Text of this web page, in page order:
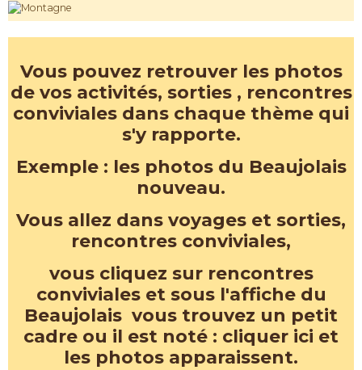
Vous pouvez retrouver les photos
de vos activités, sorties , rencontres
conviviales dans chaque thème qui
s'y rapporte.
Exemple : les photos du Beaujolais
nouveau.
Vous allez dans voyages et sorties,
rencontres conviviales,
vous cliquez sur rencontres
conviviales et sous l'affiche du
Beaujolais vous trouvez un petit
cadre ou il est noté : cliquer ici et
les photos apparaissent.